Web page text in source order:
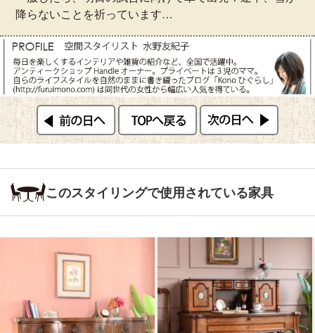
降らないことを祈っています…
このスタイリングで使用されている家具